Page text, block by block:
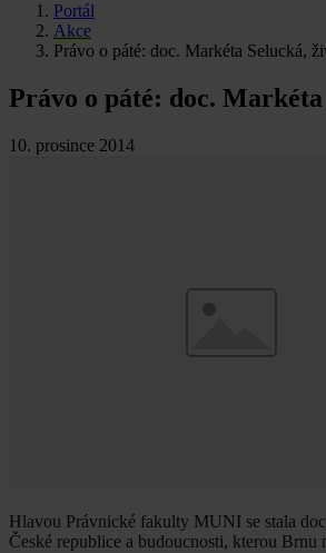
Portál
Akce
Právo o páté: doc. Markéta Selucká,
Právo o páté: doc.
10. prosince 2014
Hlavou Právnické fakulty MUNI se stala
České republice a budoucnosti, kterou Brnu